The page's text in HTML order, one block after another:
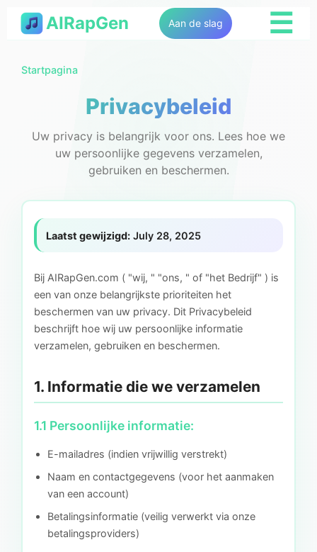
AIRapGen Aan de slag ☰
Startpagina
Privacybeleid
Uw privacy is belangrijk voor ons. Lees hoe we
uw persoonlijke gegevens verzamelen,
gebruiken en beschermen.
Laatst gewijzigd:July 28, 2025
Bij AIRapGen.com ( "wij, " "ons, " of "het Bedrijf" ) is
een van onze belangrijkste prioriteiten het
beschermen van uw privacy. Dit Privacybeleid
beschrijft hoe wij uw persoonlijke informatie
verzamelen, gebruiken en beschermen.
1. Informatie die we verzamelen
1.1 Persoonlijke informatie:
E-mailadres (indien vrijwillig verstrekt)
Naam en contactgegevens (voor het aanmaken
van een account)
Betalingsinformatie (veilig verwerkt via onze
betalingsproviders)